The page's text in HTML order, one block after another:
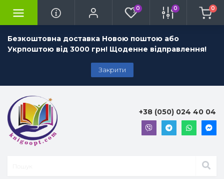
Безкоштовна доставка Новою поштою або
Укрпоштою від 3000 грн! Щоденне відправлення!
Закрити
0 0 0
+38 (050) 024 40 04